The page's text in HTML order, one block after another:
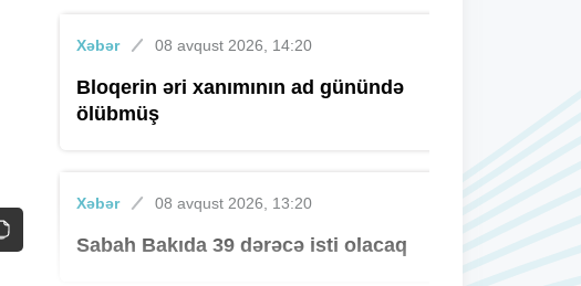
Xəbər 08 avqust 2026, 14:20
Bloqerin əri xanımının ad günündə
ölübmüş
Xəbər 08 avqust 2026, 13:20
Sabah Bakıda 39 dərəcə isti olacaq